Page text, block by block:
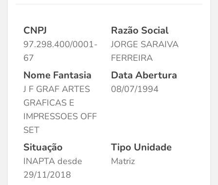
CNPJ
97.298.400/0001-
67
Razão Social
JORGE SARAIVA
FERREIRA
Nome Fantasia
J F GRAF ARTES
GRAFICAS E
IMPRESSOES OFF
SET
Data Abertura
08/07/1994
Situação
INAPTA desde
29/11/2018
Tipo Unidade
Matriz